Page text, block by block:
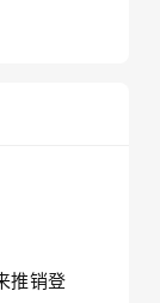
推销登